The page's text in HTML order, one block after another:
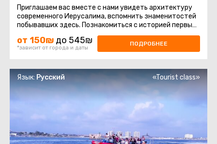
Приглашаем вас вместе с нами увидеть архитектуру
современного Иерусалима, вспомнить знаменитостей
побывавших здесь. Познакомиться с историей первых
от 150₪ до 545₪
*зависит от города и даты
ПОДРОБНЕЕ
Язык:Русский «Tourist class»